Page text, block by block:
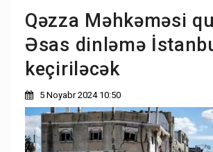
Qəzza Məhkəməsi
Əsas dinləmə
keçiriləcək
5 Noyabr 2024 10:50